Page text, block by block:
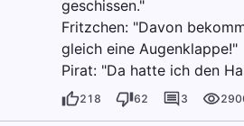
geschissen."
Fritzchen: "Davon
gleich eine Augenklappe!"
Pirat: "Da hatte ich den
218 62 3